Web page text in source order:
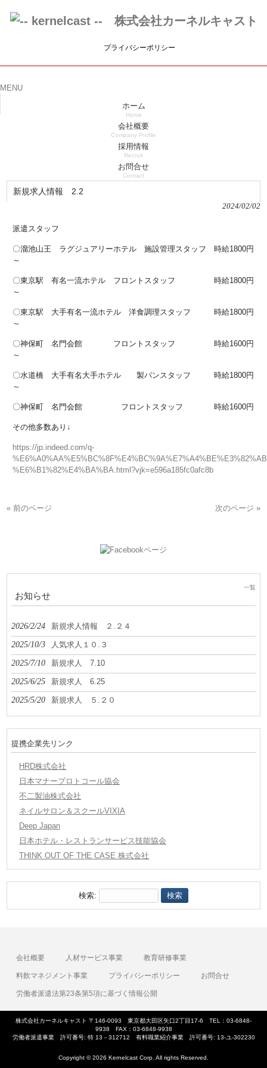
プライバシーポリシー
MENU
ホーム
Home
会社概要
Company Profile
採用情報
Recruit
お問合せ
Contact
新規求人情報 2.2
2024/02/02
派遣スタッフ
〇溜池山王 ラグジュアリーホテル 施設管理スタッフ 時給1800円
～
〇東京駅 有名一流ホテル フロントスタッフ 時給1800円
～
〇東京駅 大手有名一流ホテル 洋食調理スタッフ 時給1800円
～
〇神保町 名門会館 フロントスタッフ 時給1600円
～
〇水道橋 大手有名大手ホテル 製パンスタッフ 時給1800円
～
〇神保町 名門会館 フロントスタッフ 時給1600円
その他多数あり↓
https://jp.indeed.com/q-
%E6%B1%82%E4%BA%BA.html?vjk=e596a185fc0afc8b
« 前のページ 次のページ »
お知らせ
一覧
2026/2/24 新規求人情報 ２.２４
2025/10/3 人気求人１０.３
2025/7/10 新規求人 7.10
2025/6/25 新規求人 6.25
2025/5/20 新規求人 ５.２０
提携企業先リンク
HRD株式会社
日本マナープロトコール協会
不二製油株式会社
ネイルサロン＆スクールVIXIA
Deep Japan
日本ホテル・レストランサービス技能協会
THINK OUT OF THE CASE 株式会社
検索:
会社概要 人材サービス事業 教育研修事業
料飲マネジメント事業 プライバシーポリシー お問合せ
労働者派遣法第23条第5項に基づく情報公開
株式会社カーネルキャスト 〒146-0093 東京都大田区矢口2丁目17-6 TEL：03-6848-
9938 FAX：03-6848-9938
労働者派遣事業 許可番号: 特 13－312712 有料職業紹介事業 許可番号: 13-ユ-302230
Copyright © 2026 Kernelcast Corp. All rights Reserved.